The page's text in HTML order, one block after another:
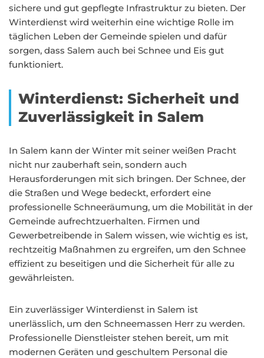
sichere und gut gepflegte Infrastruktur zu bieten. Der
Winterdienst wird weiterhin eine wichtige Rolle im
täglichen Leben der Gemeinde spielen und dafür
sorgen, dass Salem auch bei Schnee und Eis gut
funktioniert.
Winterdienst: Sicherheit und
Zuverlässigkeit in Salem
In Salem kann der Winter mit seiner weißen Pracht
nicht nur zauberhaft sein, sondern auch
Herausforderungen mit sich bringen. Der Schnee, der
die Straßen und Wege bedeckt, erfordert eine
professionelle Schneeräumung, um die Mobilität in der
Gemeinde aufrechtzuerhalten. Firmen und
Gewerbetreibende in Salem wissen, wie wichtig es ist,
rechtzeitig Maßnahmen zu ergreifen, um den Schnee
effizient zu beseitigen und die Sicherheit für alle zu
gewährleisten.
Ein zuverlässiger Winterdienst in Salem ist
unerlässlich, um den Schneemassen Herr zu werden.
Professionelle Dienstleister stehen bereit, um mit
modernen Geräten und geschultem Personal die